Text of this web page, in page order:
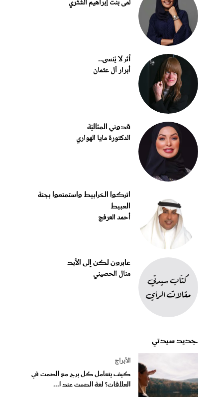
لمى بنت إبراهيم الشثري
أثر لا يُنسى..
أبرار آل عثمان
قدوتي المثاليّة
الدكتورة مايا الهواري
اتركوا الخرابيط واستمتعوا بجنة
العبيط
أحمد العرفج
عابرون لكن إلى الأبد
منال الحصيني
جديد سيدتي
الأبراج
كيف يتعامل كل برج مع الصمت في
العلاقات؟ لغة الصمت عند ا...